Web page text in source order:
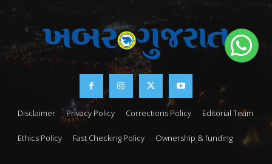
Disclaimer Privacy Policy Corrections Policy Editorial Team
Ethics Policy Fast Checking Policy Ownership & funding